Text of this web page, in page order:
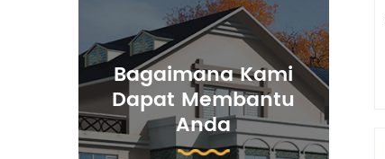
Bagaimana Kami
Dapat Membantu
Anda